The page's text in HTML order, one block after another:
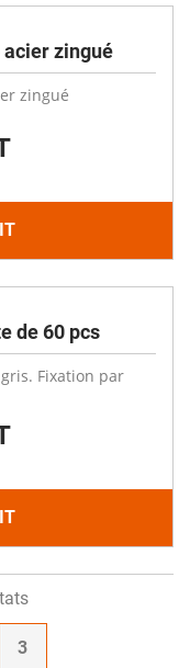
zingué
zingué
de 60 pcs
Fixation par
3